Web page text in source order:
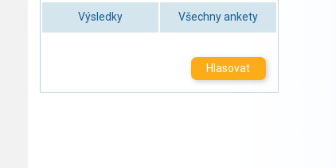
Výsledky Všechny ankety
Hlasovat